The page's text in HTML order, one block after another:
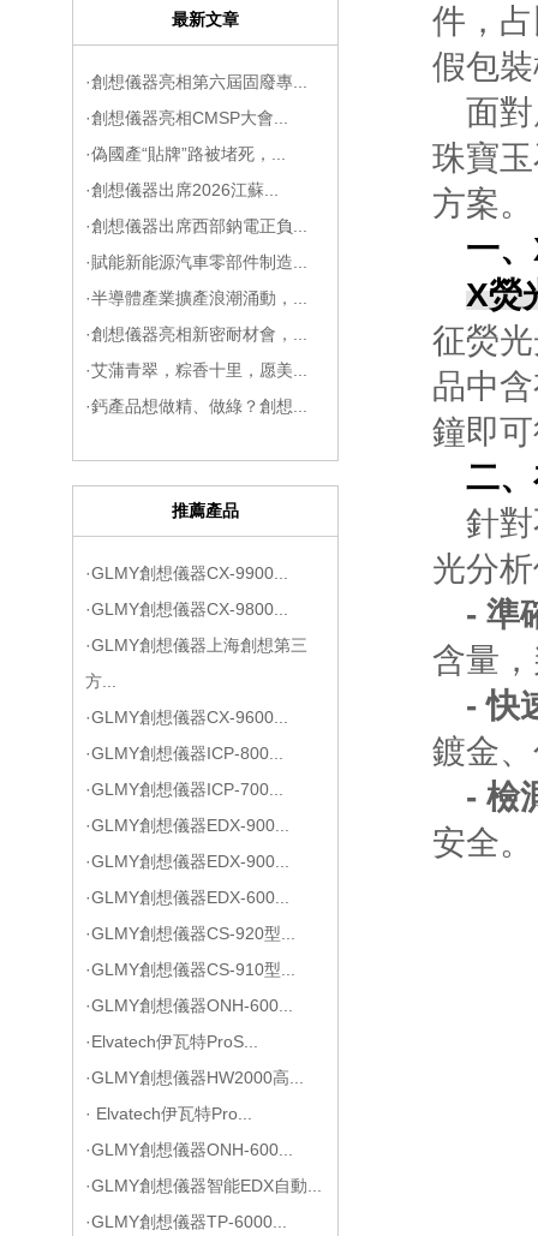
最新文章
·創想儀器亮相第六屆固廢專...
·創想儀器亮相CMSP大會...
·偽國產“貼牌”路被堵死，...
·創想儀器出席2026江蘇...
·創想儀器出席西部鈉電正負...
·賦能新能源汽車零部件制造...
·半導體產業擴產浪潮涌動，...
·創想儀器亮相新密耐材會，...
·艾蒲青翠，粽香十里，愿美...
·鈣產品想做精、做綠？創想...
推薦產品
·GLMY創想儀器CX-9900...
·GLMY創想儀器CX-9800...
·GLMY創想儀器上海創想第三
方...
·GLMY創想儀器CX-9600...
·GLMY創想儀器ICP-800...
·GLMY創想儀器ICP-700...
·GLMY創想儀器EDX-900...
·GLMY創想儀器EDX-900...
·GLMY創想儀器EDX-600...
·GLMY創想儀器CS-920型...
·GLMY創想儀器CS-910型...
·GLMY創想儀器ONH-600...
·Elvatech伊瓦特ProS...
·GLMY創想儀器HW2000高...
· Elvatech伊瓦特Pro...
·GLMY創想儀器ONH-600...
·GLMY創想儀器智能EDX自動...
·GLMY創想儀器TP-6000...
件，
假包
面
珠寶
方案。
一
X熒
征熒
品中
鐘即
二
針
光分
- 準
含量
- 快
鍍金
- 檢
安全。